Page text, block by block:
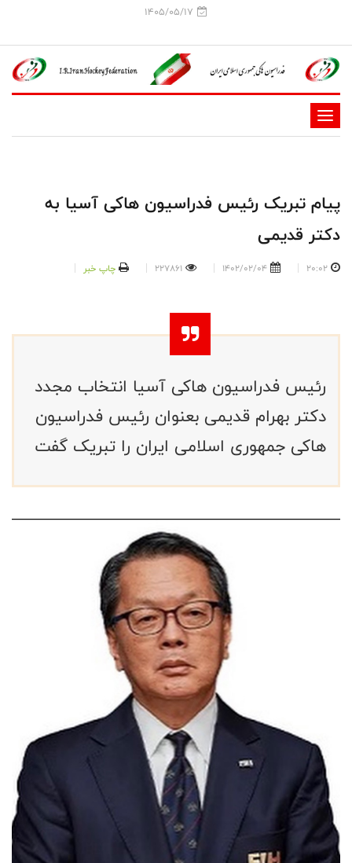
1405/05/17
-
-
-
-
پیام تبریک رئیس فدراسیون هاکی آسیا به
دکتر قدیمی
20:02
1402/02/04
227861 چاپ خبر
رئیس فدراسیون هاکی آسیا انتخاب مجدد
دکتر بهرام قدیمی بعنوان رئیس فدراسیون
هاکی جمهوری اسلامی ایران را تبریک گفت